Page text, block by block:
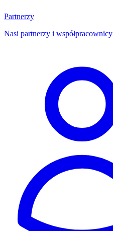
Partnerzy
Nasi partnerzy i współpracownicy